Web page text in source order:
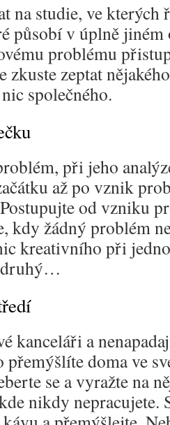
na studie, ve kterých
působí v úplně
problému
zkuste zeptat
společného.
při jeho
až po vznik
od vzniku
kdy žádný problém
kreativního při
druhý…
kanceláři a
doma ve
se a vyražte na
nikdy nepracujete.